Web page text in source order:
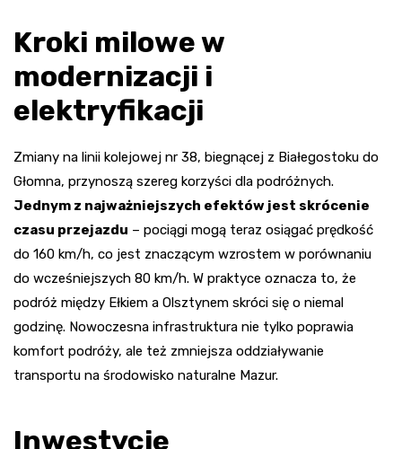
Kroki milowe w
modernizacji i
elektryfikacji
Zmiany na linii kolejowej nr 38, biegnącej z Białegostoku do
Głomna, przynoszą szereg korzyści dla podróżnych.
Jednym z najważniejszych efektów jest skrócenie
czasu przejazdu – pociągi mogą teraz osiągać prędkość
do 160 km/h, co jest znaczącym wzrostem w porównaniu
do wcześniejszych 80 km/h. W praktyce oznacza to, że
podróż między Ełkiem a Olsztynem skróci się o niemal
godzinę. Nowoczesna infrastruktura nie tylko poprawia
komfort podróży, ale też zmniejsza oddziaływanie
transportu na środowisko naturalne Mazur.
Inwestycje